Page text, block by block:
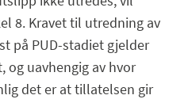
8. Kravet til utredning av
på PUD-stadiet gjelder
og uavhengig av hvor
det er at tillatelsen gir